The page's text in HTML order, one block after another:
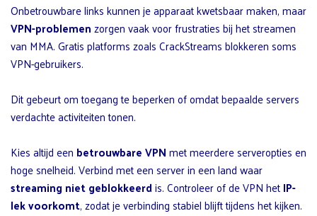
Onbetrouwbare links kunnen je apparaat kwetsbaar maken, maar
VPN-problemenzorgen vaak voor frustraties bij het streamen
van MMA. Gratis platforms zoals CrackStreams blokkeren soms
VPN-gebruikers.
Dit gebeurt om toegang te beperken of omdat bepaalde servers
verdachte activiteiten tonen.
Kies altijd een betrouwbare VPNmet meerdere serveropties en
hoge snelheid. Verbind met een server in een land waar
streaming niet geblokkeerdis. Controleer of de VPN hetIP-
lek voorkomt, zodat je verbinding stabiel blijft tijdens het kijken.